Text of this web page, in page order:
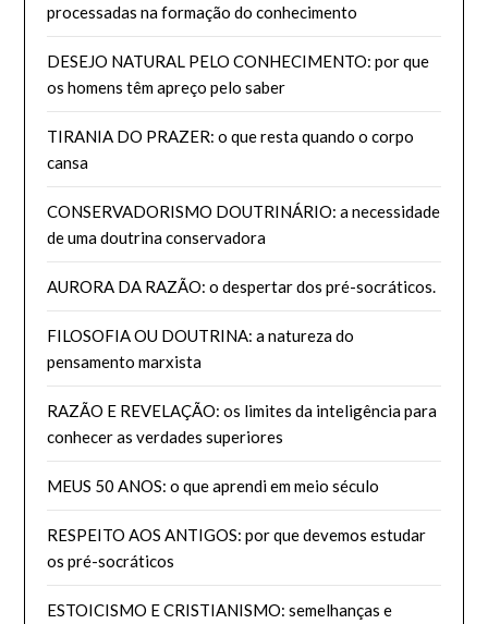
processadas na formação do conhecimento
DESEJO NATURAL PELO CONHECIMENTO: por que
os homens têm apreço pelo saber
TIRANIA DO PRAZER: o que resta quando o corpo
cansa
CONSERVADORISMO DOUTRINÁRIO: a necessidade
de uma doutrina conservadora
AURORA DA RAZÃO: o despertar dos pré-socráticos.
FILOSOFIA OU DOUTRINA: a natureza do
pensamento marxista
RAZÃO E REVELAÇÃO: os limites da inteligência para
conhecer as verdades superiores
MEUS 50 ANOS: o que aprendi em meio século
RESPEITO AOS ANTIGOS: por que devemos estudar
os pré-socráticos
ESTOICISMO E CRISTIANISMO: semelhanças e